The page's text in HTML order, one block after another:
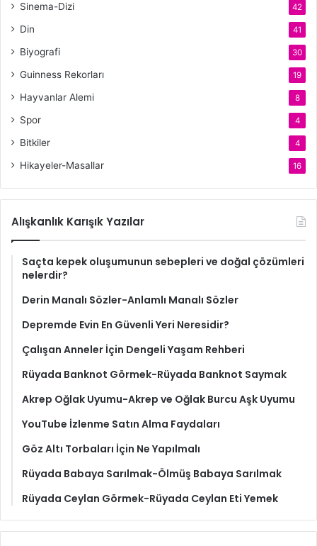
Sinema-Dizi 42
Din 41
Biyografi 30
Guinness Rekorları 19
Hayvanlar Alemi 8
Spor 4
Bitkiler 4
Hikayeler-Masallar 16
Alışkanlık Karışık Yazılar
Saçta kepek oluşumunun sebepleri ve doğal çözümleri
nelerdir?
Derin Manalı Sözler-Anlamlı Manalı Sözler
Depremde Evin En Güvenli Yeri Neresidir?
Çalışan Anneler İçin Dengeli Yaşam Rehberi
Rüyada Banknot Görmek-Rüyada Banknot Saymak
Akrep Oğlak Uyumu-Akrep ve Oğlak Burcu Aşk Uyumu
YouTube İzlenme Satın Alma Faydaları
Göz Altı Torbaları İçin Ne Yapılmalı
Rüyada Babaya Sarılmak-Ölmüş Babaya Sarılmak
Rüyada Ceylan Görmek-Rüyada Ceylan Eti Yemek